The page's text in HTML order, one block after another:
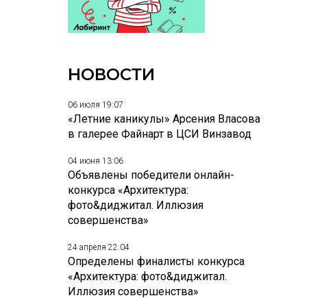
НОВОСТИ
06 июля 19:07
«Летние каникулы» Арсения Власова
в галерее Файнарт в ЦСИ Винзавод
04 июня 13:06
Объявлены победители онлайн-
конкурса «Архитектура:
фото&диджитал. Иллюзия
совершенства»
24 апреля 22:04
Определены финалисты конкурса
«Архитектура: фото&диджитал.
Иллюзия совершенства»